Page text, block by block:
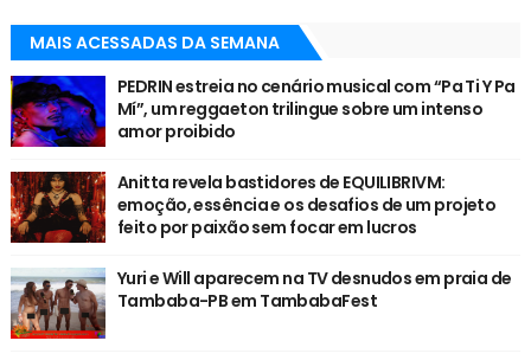
MAIS ACESSADAS DA SEMANA
PEDRIN estreia no cenário musical com “Pa Ti Y Pa
Mí”, um reggaeton trilingue sobre um intenso
amor proibido
Anitta revela bastidores de EQUILIBRIVM:
emoção, essência e os desafios de um projeto
feito por paixão sem focar em lucros
Yuri e Will aparecem na TV desnudos em praia de
Tambaba-PB em TambabaFest